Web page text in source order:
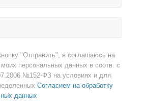
"Отправить", я соглашаюсь на
моих персональных данных в соотв. с
№152-ФЗ на условиях и для
Согласием на обработку
данных